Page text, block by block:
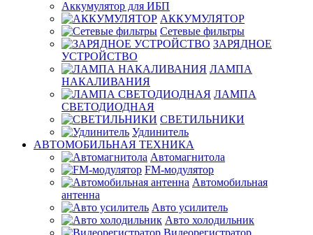
Аккумулятор для ИБП
АККУМУЛЯТОР
Сетевые фильтры
ЗАРЯДНОЕ
УСТРОЙСТВО
ЛАМПА
НАКАЛИВАНИЯ
ЛАМПА
СВЕТОДИОДНАЯ
СВЕТИЛЬНИКИ
Удлинитель
АВТОМОБИЛЬНАЯ ТЕХНИКА
Автомагнитола
FM-модулятор
Автомобильная
антенна
Авто усилитель
Авто холодильник
Видеорегистратор